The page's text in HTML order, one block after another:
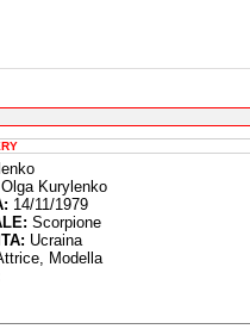
Olga Kurylenko
14/11/1979
Scorpione
Ucraina
Modella